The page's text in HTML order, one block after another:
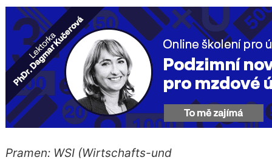
Pramen: WSI (Wirtschafts-und